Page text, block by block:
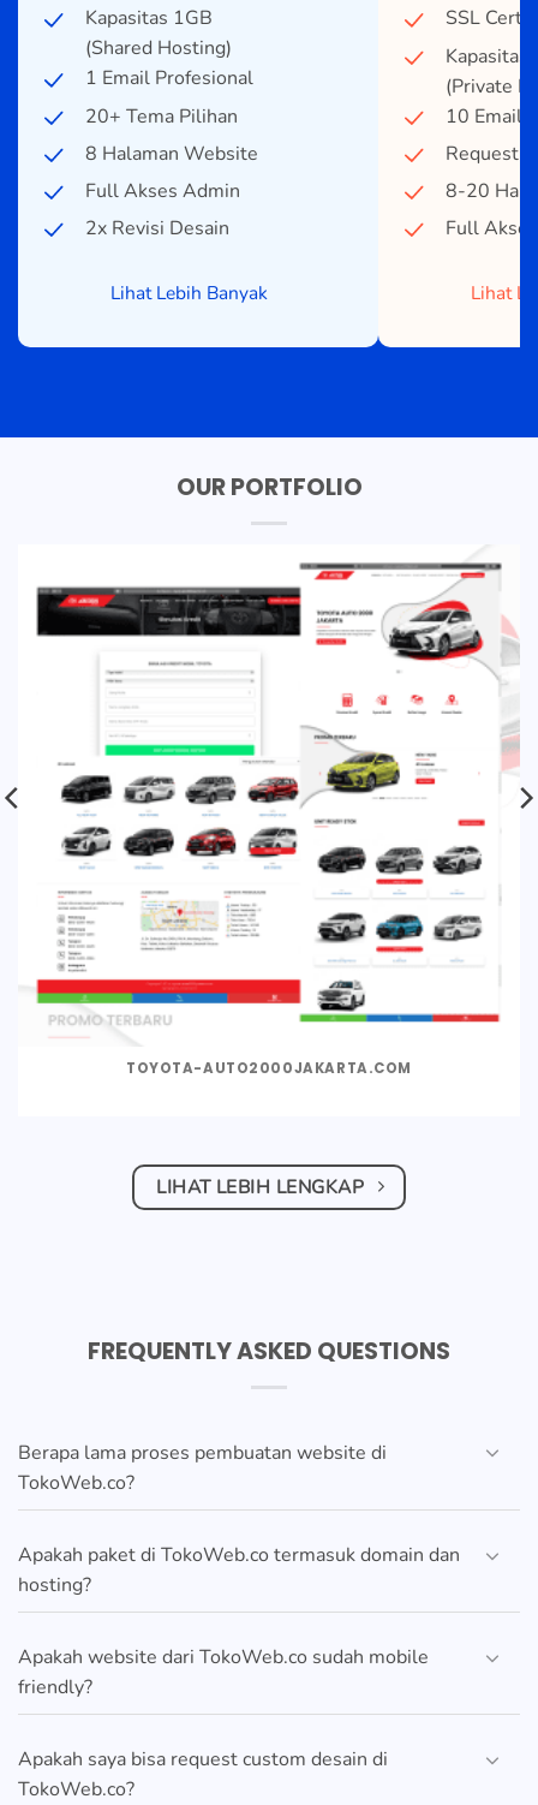
Kapasitas 1GB
(Shared Hosting)
1 Email Profesional
20+ Tema Pilihan
8 Halaman Website
Full Akses Admin
2x Revisi Desain
Lihat Lebih Banyak
SSL
Kapasitas
(Private
10 Email
Request
8-20
Full
Lihat
OUR PORTFOLIO
TOYOTA-AUTO2000JAKARTA.COM
LIHAT LEBIH LENGKAP
FREQUENTLY ASKED QUESTIONS
Berapa lama proses pembuatan website di
TokoWeb.co?
Apakah paket di TokoWeb.co termasuk domain dan
hosting?
Apakah website dari TokoWeb.co sudah mobile
friendly?
Apakah saya bisa request custom desain di
TokoWeb.co?